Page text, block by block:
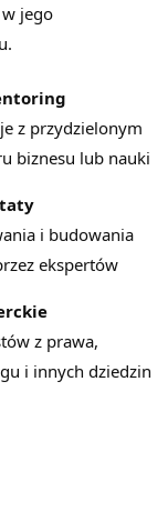
jego
z przydzielonym
biznesu lub nauki
i budowania
ekspertów
z prawa,
i innych dziedzin